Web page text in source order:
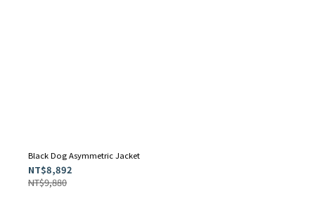
Black Dog Asymmetric Jacket
NT$8,892
NT$9,880